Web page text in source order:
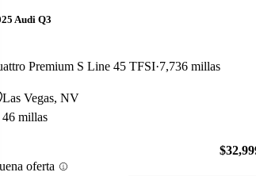
Audi Q3
Premium S Line 45 TFSI 7,736 millas
Las Vegas, NV
46 millas
oferta